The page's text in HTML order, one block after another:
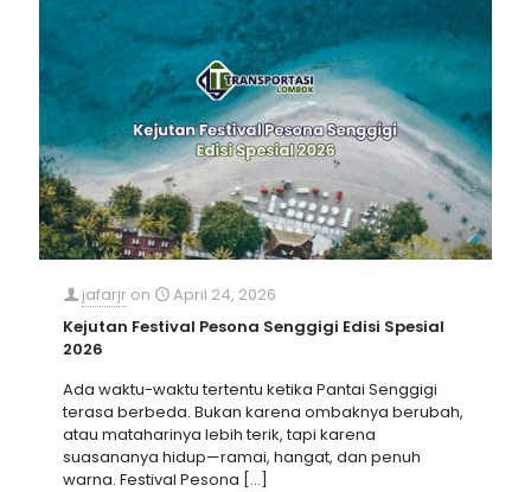
jafarjr on
April 24, 2026
Kejutan Festival Pesona Senggigi Edisi Spesial
2026
Ada waktu-waktu tertentu ketika Pantai Senggigi
terasa berbeda. Bukan karena ombaknya berubah,
atau mataharinya lebih terik, tapi karena
suasananya hidup—ramai, hangat, dan penuh
warna. Festival Pesona […]